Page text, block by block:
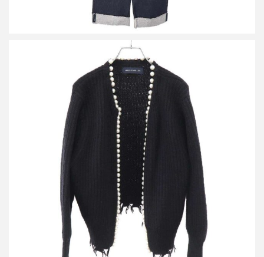
マディソンブルー 22AW PEARL DAMAGE CD BRITISH WOOL
ダメージ加工パールニットカーディガン
買取金額12,000円
詳しく見る